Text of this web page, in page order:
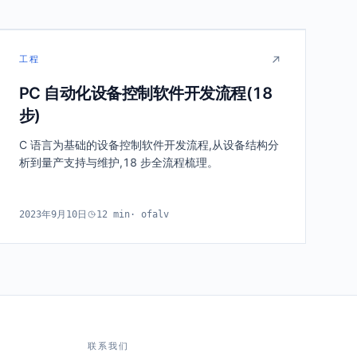
START
SHIP
工程
PC 自动化设备控制软件开发流程(18
步)
C 语言为基础的设备控制软件开发流程,从设备结构分
析到量产支持与维护,18 步全流程梳理。
2023年9月10日 12min· ofalv
联系我们